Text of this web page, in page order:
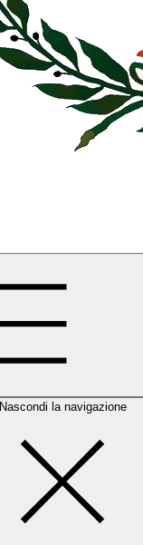
Nascondi la navigazione